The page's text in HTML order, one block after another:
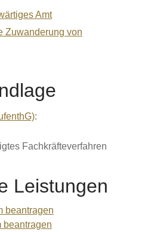
Amt
Zuwanderung von
:
Fachkräfteverfahren
Leistungen
beantragen
beantragen